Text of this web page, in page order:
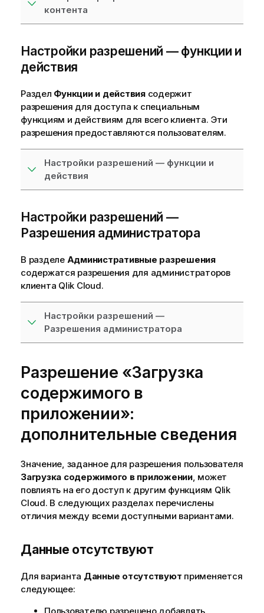
контента
Настройки разрешений — функции и
действия
Раздел Функции и действиясодержит
разрешения для доступа к специальным
функциям и действиям для всего клиента. Эти
разрешения предоставляются пользователям.
Настройки разрешений — функции и
действия
Настройки разрешений —
Разрешения администратора
В разделе Административные разрешения
содержатся разрешения для администраторов
клиента Qlik Cloud.
Настройки разрешений —
Разрешения администратора
Разрешение «Загрузка
содержимого в
приложении»:
дополнительные сведения
Значение, заданное для разрешения пользователя
Загрузка содержимого в приложении, может
повлиять на его доступ к другим функциям Qlik
Cloud. В следующих разделах перечислены
отличия между всеми доступными вариантами.
Данные отсутствуют
Для варианта Данные отсутствуют применяется
следующее: